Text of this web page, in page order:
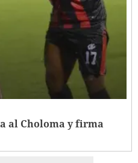
al Choloma y firma